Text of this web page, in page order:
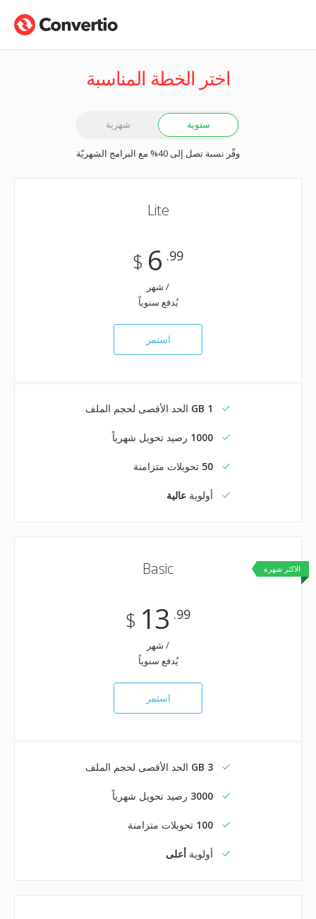
اختر الخطة المناسبة
شهرية سنوية
وفّر نسبة تصل إلى 40% مع البرامج الشهريّة
Lite
$ 6 .99
/ شهر
يُدفع سنوياً
استمر
1 GB الحد الأقصى لحجم الملف
1000 رصيد تحويل شهرياً
50 تحويلات متزامنة
أولوية عالية
الاكثر شهره Basic
$ 13 .99
/ شهر
يُدفع سنوياً
استمر
3 GB الحد الأقصى لحجم الملف
3000 رصيد تحويل شهرياً
100 تحويلات متزامنة
أولوية أعلى